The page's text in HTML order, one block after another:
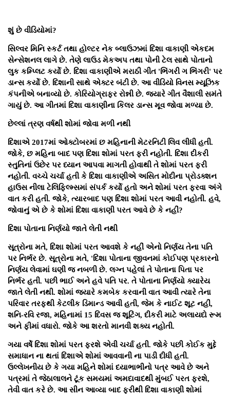
શું છે વીડિયોમાં?
સિલ્વર મિનિ સ્કર્ટ તથા હોલ્ટર નેક બ્લાઉઝમાં દિશા વાકાણી એકદમ
સેન્સેશનલ લાગે છે. તેણે લાઉડ મેકઅપ તથા પોની ટેલ સાથે પોતાનો
લુક કમ્પ્લિટ કર્યો છે. દિશા વાકાણીએ મરાઠી ગીત 'ભિંગરી ગ ભિંગરી' પર
ડાન્સ કર્યો છે. દિશાની સાથે એક્ટર બંટી છે. આ વીડિયો વિનસ મ્યૂઝિક
કંપનીએ બનાવ્યો છે. કોરિયોગ્રાફર રોન્ની છે. જ્યારે ગીત વૈશાલી સમંતે
ગાયું છે. આ ગીતમાં દિશા વાકાણીના કિલર ડાન્સ મૂવ જોવા મળ્યા છે.
છેલ્લાં ત્રણ વર્ષથી શોમાં જોવા મળી નથી
દિશાએ 2017માં ઓક્ટોબરમાં છ મહિનાની મેટરનિટી લિવ લીધી હતી.
જોકે, છ મહિના બાદ પણ દિશા શોમાં પરત ફરી નહોતી. દિશા દીકરી
સ્તુતિનાં ઉછેર પર ધ્યાન આપવા માગતી હોવાથી તે શોમાં પરત ફરી
નહોતી. વચ્ચે ચર્ચા હતી કે દિશા વાકાણીએ અસિત મોદીના પ્રોડક્શન
હાઉસ નીલા ટેલિફિલ્મ્સમાં સંપર્ક કર્યો હતો અને શોમાં પરત ફરવા અંગે
વાત કરી હતી. જોકે, ત્યારબાદ પણ દિશા શોમાં પરત આવી નહોતી. હવે,
જોવાનું એ છે કે શોમાં દિશા વાકાણી પરત આવે છે કે નહીં?
દિશા પોતાના નિર્ણયો જાતે લેતી નથી
સૂત્રોના મતે, દિશા શોમાં પરત આવશે કે નહીં એનો નિર્ણય તેના પતિ
પર નિર્ભર છે. સૂત્રોના મતે, 'દિશા પોતાના જીવનમાં કોઈપણ પ્રકારનો
નિર્ણય લેવામાં ઘણી જ નબળી છે. લગ્ન પહેલાં તે પોતાના પિતા પર
નિર્ભર હતી. પછી ભાઈ અને હવે પતિ પર. તે પોતાના નિર્ણયો ક્યારેય
જાતે લેતી નથી. શોમાં જ્યારે કમબેક કરવાની વાત આવી ત્યારે તેના
પરિવાર તરફથી કેટલીક ડિમાન્ડ આવી હતી, જેમ કે નાઈટ શૂટ નહીં,
શનિ-રવિ રજા, મહિનામાં 15 દિવસ જ શૂટિંગ, દીકરી માટે અલાયદો રૂમ
અને ફીમાં વધારો. જોકે આ શરતો માનવી શક્ય નહોતી.
ગયા વર્ષે દિશા શોમાં પરત ફરશે એવી ચર્ચા હતી. જોકે પછી કોઈક મુદ્દે
સમાધાન ના થતાં દિશાએ શોમાં આવવાની ના પાડી દીધી હતી.
ઉલ્લેખનીય છે કે ગયા મહિને શોમાં દયાભાભીનો પત્ર આવે છે અને
પત્રમાં તે જેઠાલાલને ટૂંક સમયમાં અમદાવાદથી મુંબઈ પરત ફરશે,
તેવી વાત કરે છે. આ સીન આવ્યા બાદ ફરીથી દિશા વાકાણી શોમાં